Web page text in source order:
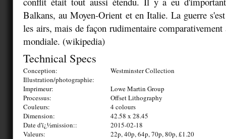
Balkans, au Moyen-Orient et en Italie. La guerre
les airs, mais de façon rudimentaire comparativement
mondiale. (wikipedia)
Technical Specs
Conception:
Westminster Collection
Illustration/photographie:
Imprimeur:
Lowe Martin Group
Processus:
Offset Lithography
Couleurs:
4 colours
Dimension:
42.58 x 28.45
Date d'ï¿½mission::
2015-02-18
Valeurs:
22p, 40p, 64p, 70p, 80p, £1.20